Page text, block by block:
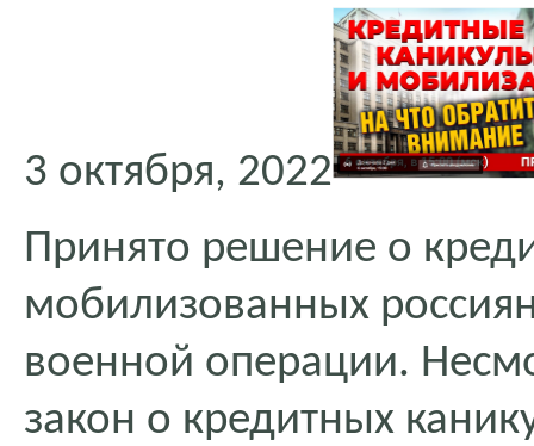
3 октября, 2022
Принято решение о
мобилизованных
военной операции.
закон о кредитных